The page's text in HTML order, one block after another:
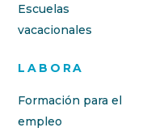
Escuelas
vacacionales
LABORA
Formación para el
empleo